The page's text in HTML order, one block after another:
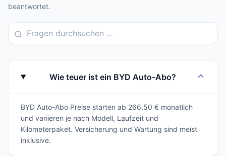
beantwortet.
Wie teuer ist ein BYD Auto-Abo?
BYD Auto-Abo Preise starten ab 266,50 € monatlich
und variieren je nach Modell, Laufzeit und
Kilometerpaket. Versicherung und Wartung sind meist
inklusive.